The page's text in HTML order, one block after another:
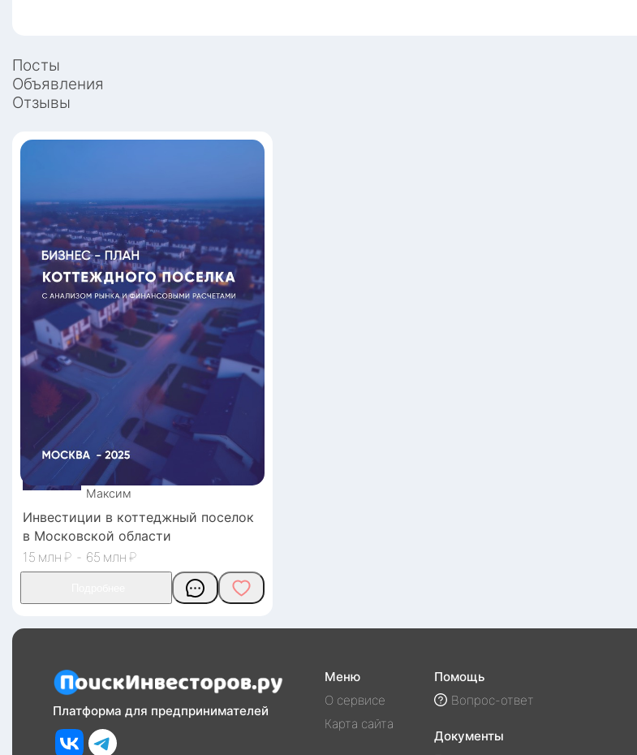
Посты
Объявления
Отзывы
Максим
Инвестиции в коттеджный поселок
в Московской области
15
₽ - 65 ₽
Платформа для предпринимателей
Меню
О сервисе
Карта сайта
Помощь
Вопрос-ответ
Документы